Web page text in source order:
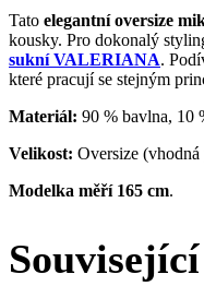
Tato elegantní oversize
kousky. Pro dokonalý
sukní VALERIANA.
které pracují se stejným
Materiál: 90 % bavlna, 10
Velikost: Oversize
Modelka měří 165 cm.